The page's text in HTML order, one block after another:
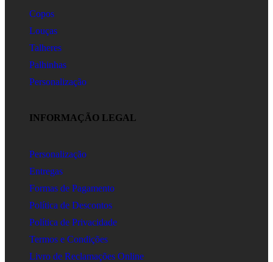
Copos
Louças
Talheres
Palhinhas
Personalização
INFORMAÇÃO LEGAL
Personalização
Entregas
Formas de Pagamento
Política de Descontos
Política de Privacidade
Termos e Condições
Livro de Reclamações Online